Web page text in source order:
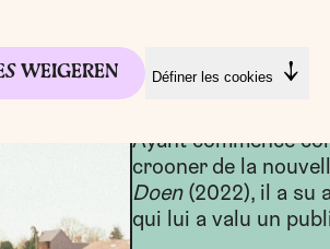
WEIGEREN Définer les cookies
Crooner
Ayant commencé
crooner de la
Doen(2022), il a su
qui lui a valu un